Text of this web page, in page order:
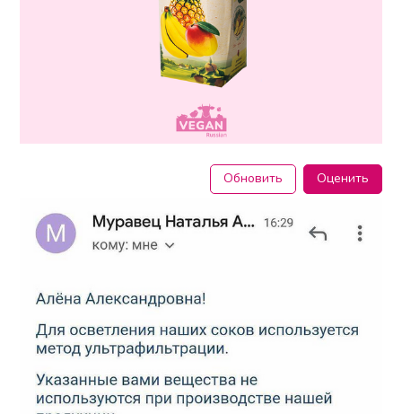
Обновить Оценить